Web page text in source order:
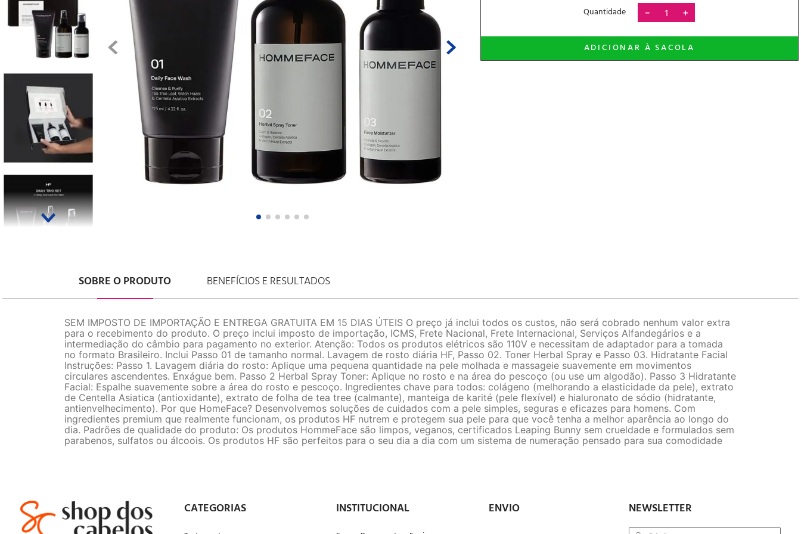
Quantidade ＋
－
SOBRE O PRODUTO BENEFÍCIOS E RESULTADOS
SEM IMPOSTO DE IMPORTAÇÃO E ENTREGA GRATUITA EM 15 DIAS ÚTEIS O preço já inclui todos os custos, não será cobrado nenhum valor extra
para o recebimento do produto. O preço inclui imposto de importação, ICMS, Frete Nacional, Frete Internacional, Serviços Alfandegários e a
intermediação do câmbio para pagamento no exterior. Atenção: Todos os produtos elétricos são 110V e necessitam de adaptador para a tomada
no formato Brasileiro. Inclui Passo 01 de tamanho normal. Lavagem de rosto diária HF, Passo 02. Toner Herbal Spray e Passo 03. Hidratante Facial
Instruções: Passo 1. Lavagem diária do rosto: Aplique uma pequena quantidade na pele molhada e massageie suavemente em movimentos
circulares ascendentes. Enxágue bem. Passo 2 Herbal Spray Toner: Aplique no rosto e na área do pescoço (ou use um algodão). Passo 3 Hidratante
Facial: Espalhe suavemente sobre a área do rosto e pescoço. Ingredientes chave para todos: colágeno (melhorando a elasticidade da pele), extrato
de Centella Asiatica (antioxidante), extrato de folha de tea tree (calmante), manteiga de karité (pele flexível) e hialuronato de sódio (hidratante,
antienvelhecimento). Por que HomeFace? Desenvolvemos soluções de cuidados com a pele simples, seguras e eficazes para homens. Com
ingredientes premium que realmente funcionam, os produtos HF nutrem e protegem sua pele para que você tenha a melhor aparência ao longo do
dia. Padrões de qualidade do produto: Os produtos HommeFace são limpos, veganos, certificados Leaping Bunny sem crueldade e formulados sem
parabenos, sulfatos ou álcoois. Os produtos HF são perfeitos para o seu dia a dia com um sistema de numeração pensado para sua comodidade
CATEGORIAS INSTITUCIONAL ENVIO NEWSLETTER